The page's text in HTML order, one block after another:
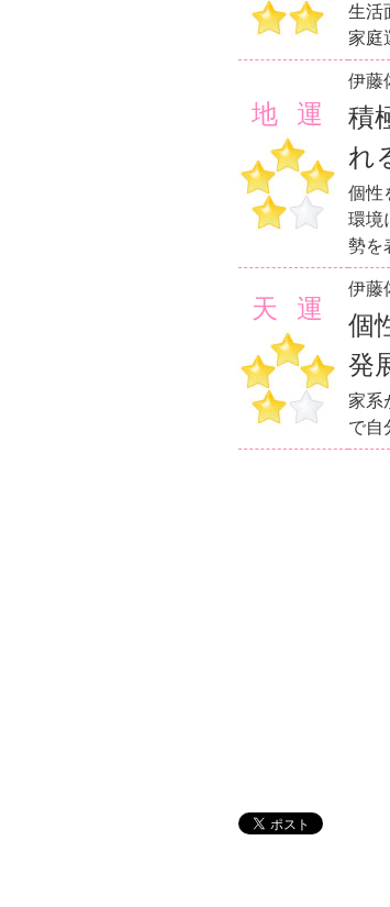
生活
家庭
地運
伊藤
積
れ
個性
環境
勢を
天運
伊藤
個
発
家系
で自